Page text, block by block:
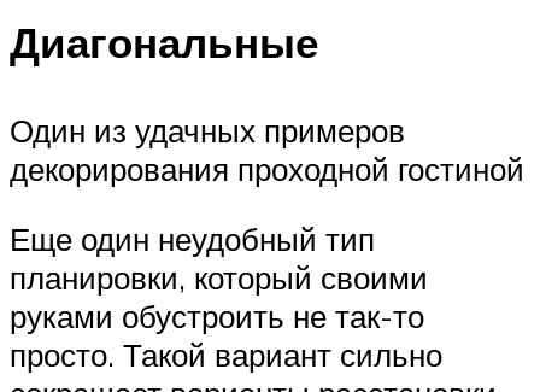
Диагональные
Один из удачных примеров
декорирования проходной гостиной
Еще один неудобный тип
планировки, который своими
руками обустроить не так-то
просто. Такой вариант сильно